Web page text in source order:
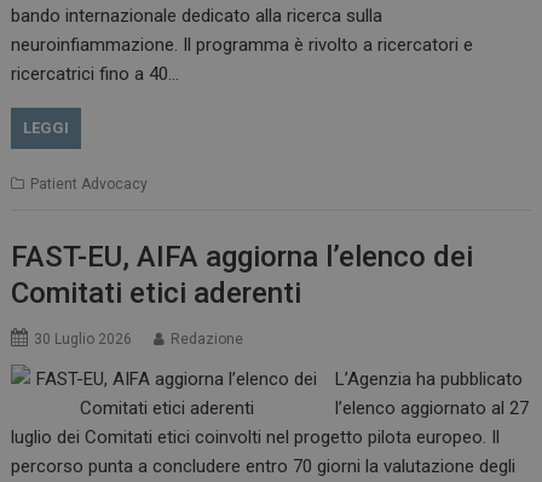
bando internazionale dedicato alla ricerca sulla
neuroinfiammazione. Il programma è rivolto a ricercatori e
ricercatrici fino a 40…
LEGGI
Patient Advocacy
FAST-EU, AIFA aggiorna l’elenco dei
Comitati etici aderenti
30 Luglio 2026 Redazione
L’Agenzia ha pubblicato
l’elenco aggiornato al 27
luglio dei Comitati etici coinvolti nel progetto pilota europeo. Il
percorso punta a concludere entro 70 giorni la valutazione degli
CookieScriptConsent